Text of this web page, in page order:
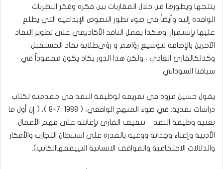
ينتجها ويطورها من خلال المقاربات بين فكره وفكر النظريات
الوافدة إليه وأيضاً في ضوء تطور النصوص الإبداعية التي يطلع
عليها بإستمرار. وهكذا يعمل الناقد الأكاديمي على تطوير النقاد
الآخرين بالإضافة لتوسيع رؤاهم و رؤىطلابه نقاد المستقبل
وكذلكالقارئ العادي ، ولكن هذا الدور يكاد يكون مفقوداً في
سياقنا السوداني.
يقول حسين مروة في تعريفه لوظيفة النقد في مقدمته لكتاب
دراسات نقدية: في ضوء المنهج الواقعي، ( 1988: 7-8 )، ( إن أول ما
تعنيه وظيفة النقد – تثقيف القارئ بإعانته على فهم الأعمال
الأدبية وإغناء وجدانه ووعيه بالقدرة على استبطان التجارب والأفكار
والدلالات الاجتماعية والمواقف الانسانية التييقفهاالكاتب).